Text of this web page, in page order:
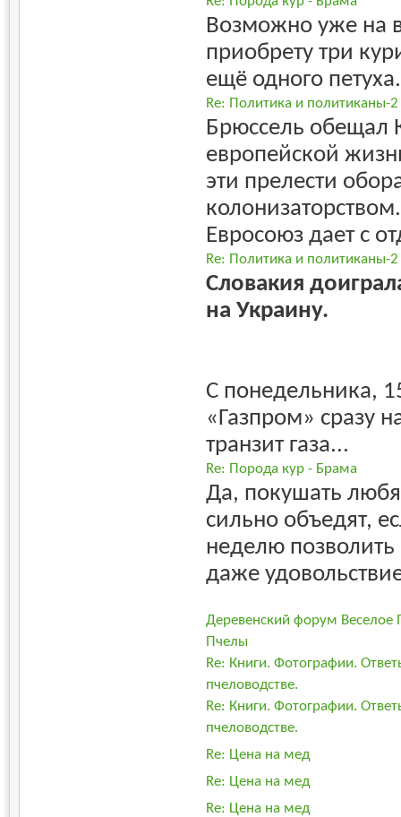
Возможно уже на
приобрету три
ещё одного петуха.
Re: Политика и политиканы-2
Брюссель обещал
европейской
эти прелести
Евросоюз дает с
Re: Политика и политиканы-2
Словакия
на Украину.
С понедельника,
«Газпром» сразу
транзит газа...
Re: Порода кур - Брама
Да, покушать
сильно объедят,
неделю позволить
даже
Деревенский форум
Пчелы
Re: Книги. Фотографии.
пчеловодстве.
Re: Книги. Фотографии.
пчеловодстве.
Re: Цена на мед
Re: Цена на мед
Re: Цена на мед